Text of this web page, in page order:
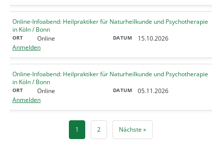
Online-Infoabend: Heilpraktiker für Naturheilkunde und Psychotherapie
in Köln / Bonn
Online
15.10.2026
Anmelden
Online-Infoabend: Heilpraktiker für Naturheilkunde und Psychotherapie
in Köln / Bonn
Online
05.11.2026
Anmelden
1 2 Nächste »